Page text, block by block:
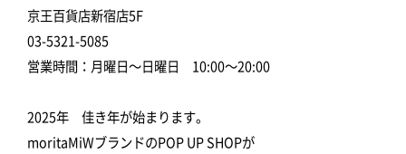
京王百貨店新宿店5F
03-5321-5085
営業時間：月曜日～日曜日 10:00～20:00
2025年 佳き年が始まります。
moritaMiWブランドのPOP UP SHOPが